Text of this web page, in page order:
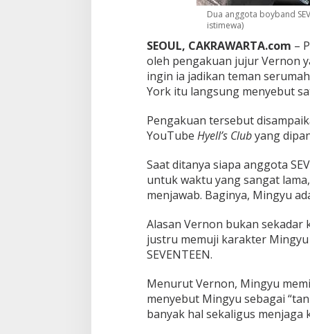
g
n
g
i
D
a
a
k
T
g
g
a
B
e
r
s
Dua anggota boyband
istimewa)
SEOUL, CAKRAWARTA.com –
oleh pengakuan jujur Vernon
ingin ia jadikan teman
York itu langsung menyebut
Pengakuan tersebut
YouTube Hyell’s Clubyang
Saat ditanya siapa anggota
untuk waktu yang sangat
menjawab. Baginya, Mingyu
Alasan Vernon bukan sekadar
justru memuji karakter
SEVENTEEN.
Menurut Vernon, Mingyu
menyebut Mingyu sebagai
banyak hal sekaligus